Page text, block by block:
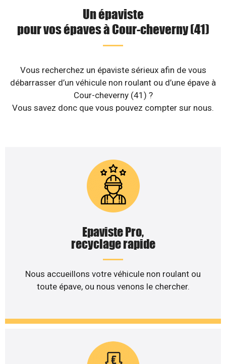
Un épaviste
pour vos épaves à Cour-cheverny (41)
Vous recherchez un épaviste sérieux afin de vous
débarrasser d’un véhicule non roulant ou d’une épave à
Cour-cheverny (41) ?
Vous savez donc que vous pouvez compter sur nous.
Epaviste Pro,
recyclage rapide
Nous accueillons votre véhicule non roulant ou
toute épave, ou nous venons le chercher.